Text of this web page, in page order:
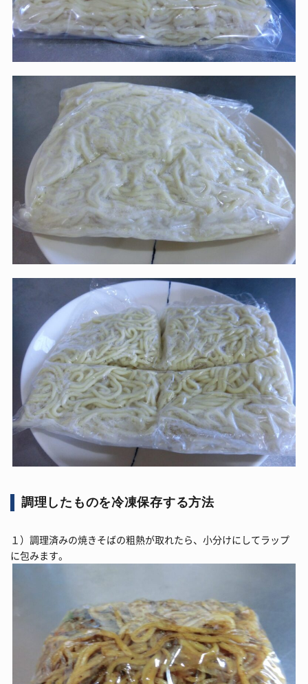
調理したものを冷凍保存する方法
１）調理済みの焼きそばの粗熱が取れたら、小分けにしてラップ
に包みます。